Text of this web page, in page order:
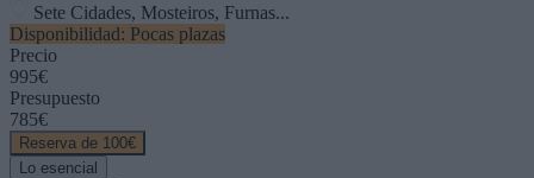
Sete Cidades, Mosteiros, Furnas...
Disponibilidad: Pocas plazas
Precio
995€
Presupuesto
785€
Reserva de 100€
Lo esencial